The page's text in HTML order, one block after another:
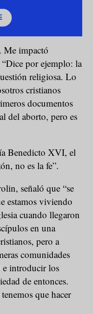
Me impactó
por ejemplo: la
religiosa. Lo
cristianos
documentos
del aborto, pero es
Benedicto XVI, el
no es la fe”.
señaló que “se
estamos viviendo
cuando llegaron
en una
pero a
comunidades
e introducir los
de entonces.
que hacer